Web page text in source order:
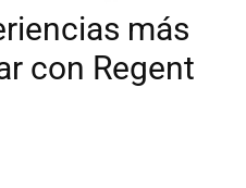
más
con Regent